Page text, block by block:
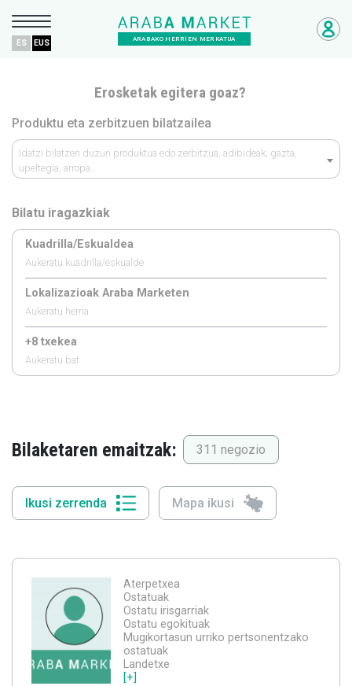
ARABAKO HERRIEN MERKATUA
ES EUS
Erosketak egitera goaz?
Produktu eta zerbitzuen bilatzailea
Idatzi bilatzen duzun produktua edo zerbitzua, adibideak; gazta,
upeltegia, arropa…
Bilatu iragazkiak
Kuadrilla/Eskualdea
Aukeratu kuadrilla/eskualde
Lokalizazioak Araba Marketen
Aukeratu herria
+8 txekea
Aukeratu bat
Bilaketaren emaitzak: 311 negozio
Ikusi zerrenda Mapa ikusi
Aterpetxea
Ostatuak
Ostatu irisgarriak
Ostatu egokituak
Mugikortasun urriko pertsonentzako
ostatuak
Landetxe
[+]